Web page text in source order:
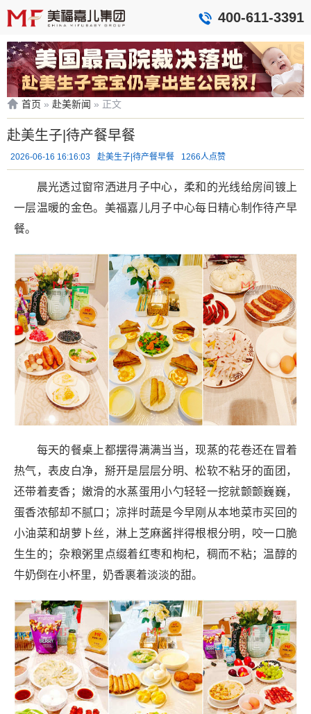
400-611-3391
首页 » 赴美新闻 » 正文
赴美生子|待产餐早餐
2026-06-16 16:16:03 赴美生子|待产餐早餐 1266人点赞
晨光透过窗帘洒进月子中心，柔和的光线给房间镀上
一层温暖的金色。美福嘉儿月子中心每日精心制作待产早
餐。
每天的餐桌上都摆得满满当当，现蒸的花卷还在冒着
热气，表皮白净，掰开是层层分明、松软不粘牙的面团，
还带着麦香；嫩滑的水蒸蛋用小勺轻轻一挖就颤颤巍巍，
蛋香浓郁却不腻口；凉拌时蔬是今早刚从本地菜市买回的
小油菜和胡萝卜丝，淋上芝麻酱拌得根根分明，咬一口脆
生生的；杂粮粥里点缀着红枣和枸杞，稠而不粘；温醇的
牛奶倒在小杯里，奶香裹着淡淡的甜。